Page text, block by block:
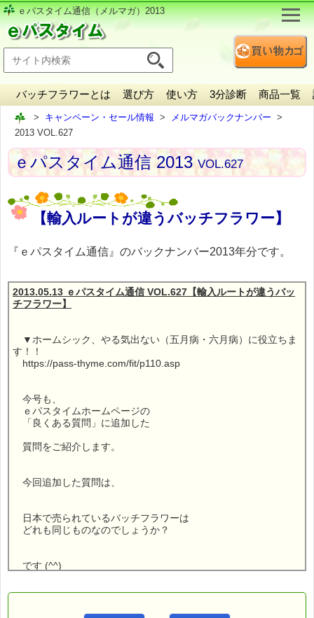
ｅパスタイム通信（メルマガ）2013
バッチフラワーとは 選び方 使い方 3分診断 商品一覧
キャンペーン・セール情報
メルマガバックナンバー
2013 VOL.627
ｅパスタイム通信 2013VOL.627
【輸入ルートが違うバッチフラワー】
『ｅパスタイム通信』のバックナンバー2013年分です。
2013.05.13 ｅパスタイム通信 VOL.627【輸入ルートが違うバッ
チフラワー】
▼ホームシック、やる気出ない（五月病・六月病）に役立ちま
す！！
https://pass-thyme.com/fit/p110.asp
今号も、
ｅパスタイムホームページの
「良くある質問」に追加した
質問をご紹介します。
今回追加した質問は、
日本で売られているバッチフラワーは
どれも同じものなのでしょうか？
です (^^)